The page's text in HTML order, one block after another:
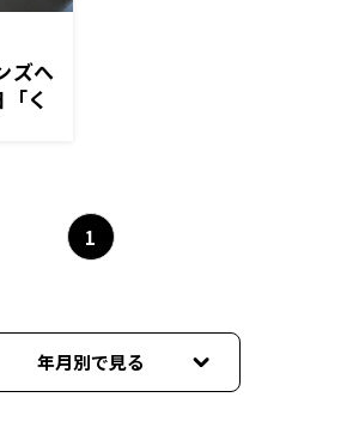
ズへ
く
1
年月別で見る